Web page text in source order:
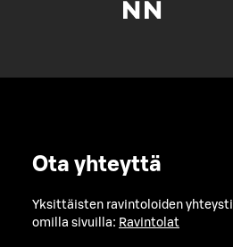
Ota yhteyttä
Yksittäisten ravintoloiden
omilla sivuilla: Ravintolat